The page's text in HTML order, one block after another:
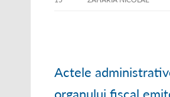
Actele
organului fiscal